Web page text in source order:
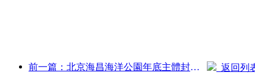
前一篇：北京海昌海洋公園年底主體封頂 預計2027年建成開放 返回列